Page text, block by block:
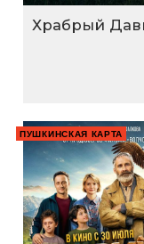
Храбрый
ПУШКИНСКАЯ КАРТА